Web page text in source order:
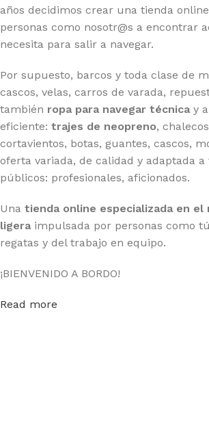
años decidimos crear una tienda
personas como nosotr@s a encontrar
necesita para salir a navegar.
Por supuesto, barcos y toda clase de
cascos, velas, carros de varada,
también ropa para navegar técnica y
eficiente: trajes de neopreno,
cortavientos, botas, guantes, cascos,
oferta variada, de calidad y adaptada a
públicos: profesionales, aficionados.
Una tienda online especializada en el
ligera impulsada por personas como
regatas y del trabajo en equipo.
¡BIENVENIDO A BORDO!
Read more